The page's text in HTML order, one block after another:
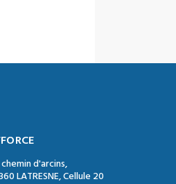
d'arcins,
LATRESNE, Cellule 20